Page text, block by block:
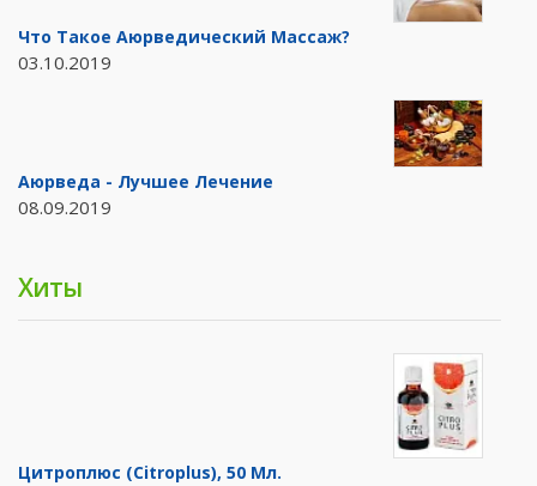
Что Такое Аюрведический Массаж?
03.10.2019
Аюрведа - Лучшее Лечение
08.09.2019
Хиты
Цитроплюс (Citroplus), 50 Мл.